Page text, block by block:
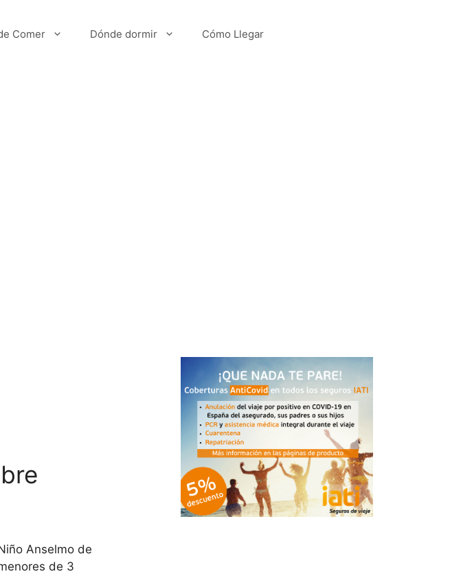
Comer Dónde dormir Cómo Llegar
Anselmo de
de 3